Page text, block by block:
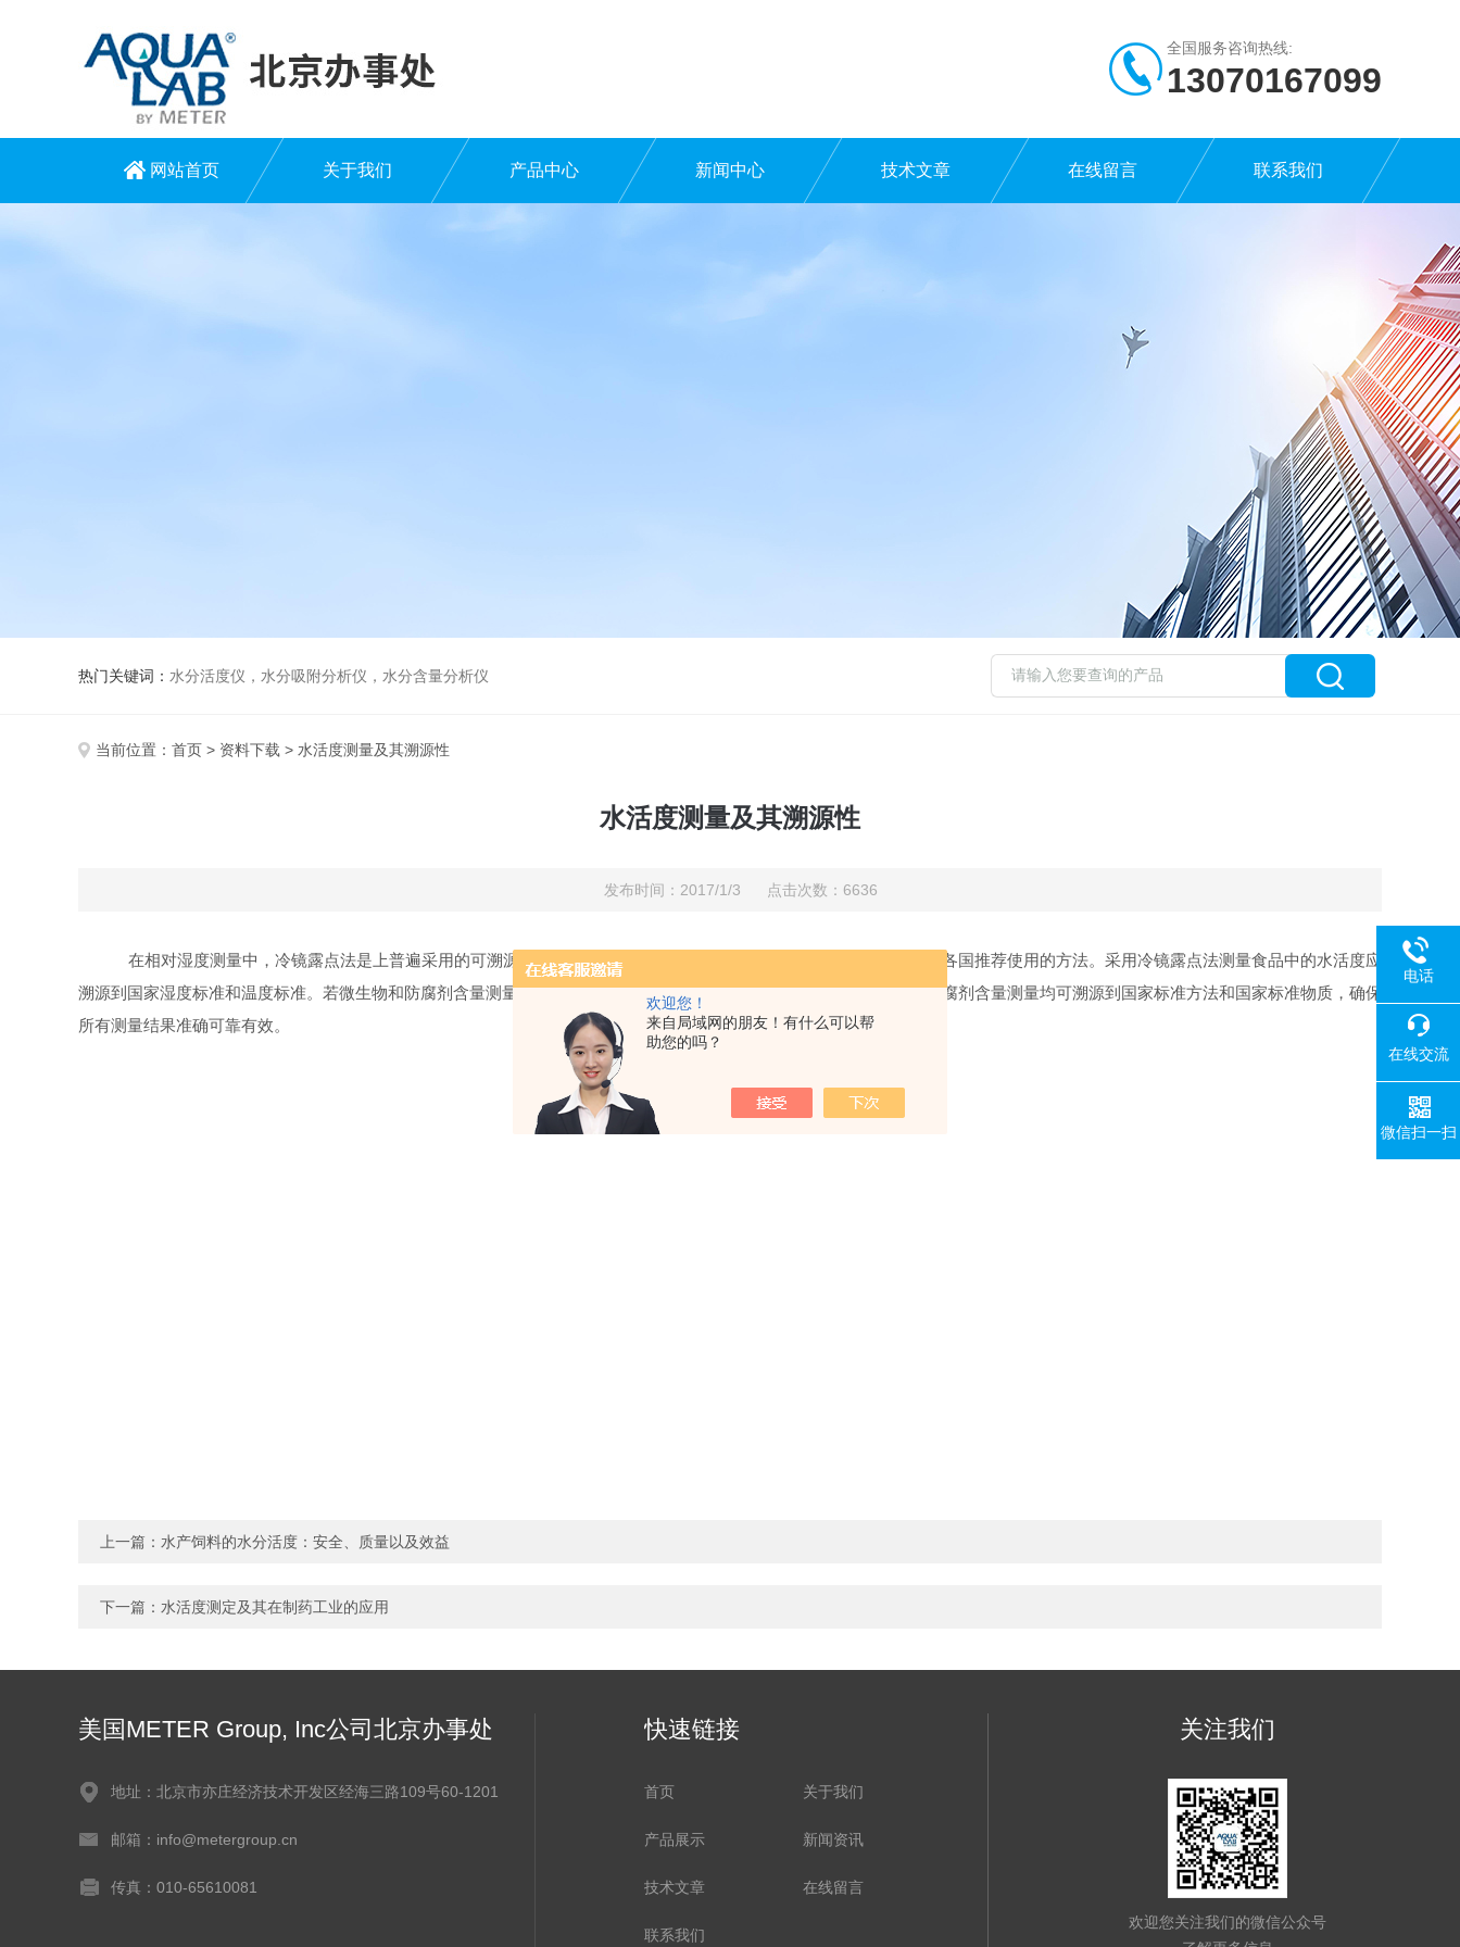
欢迎您！
来自局域网的朋友！有什么可以帮
助您的吗？
全国服务咨询热线:
13070167099
网站首页 关于我们 产品中心 新闻中心 技术文章 在线留言 联系我们
热门关键词： 水分活度仪，水分吸附分析仪，水分含量分析仪
当前位置： 首页 > 资料下载 > 水活度测量及其溯源性
水活度测量及其溯源性
发布时间：2017/1/3 点击次数：6636
在相对湿度测量中，冷镜露点法是上普遍采用的可溯源到SI单位的标准方法。在食品水活度测量中冷镜露点法也是各国推荐使用的方法。采用冷镜露点法测量食品中的水活度应
溯源到国家湿度标准和温度标准。若微生物和防腐剂含量测量也采用国家有关标准物质定值，则水活度、病原微生物和防腐剂含量测量均可溯源到国家标准方法和国家标准物质，确保
所有测量结果准确可靠有效。
上一篇： 水产饲料的水分活度：安全、质量以及效益
下一篇： 水活度测定及其在制药工业的应用
美国METER Group, Inc公司北京办事处
地址：北京市亦庄经济技术开发区经海三路109号60-1201
邮箱：info@metergroup.cn
传真：010-65610081
快速链接
首页 关于我们
产品展示 新闻资讯
技术文章 在线留言
联系我们
关注我们
欢迎您关注我们的微信公众号
电话
在线交流
微信扫一扫